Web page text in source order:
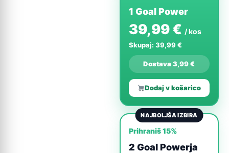
1 Goal Power
39,99 € / kos
Skupaj: 39,99 €
Dostava 3,99 €
Dodaj v košarico
NAJBOLJŠA IZBIRA
Prihraniš 15%
2 Goal Powerja